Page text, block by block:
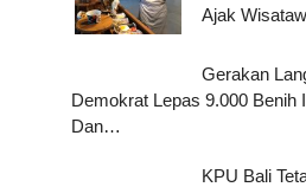
Ajak
Gerakan
Demokrat Lepas 9.000 Benih
Dan…
KPU Bali